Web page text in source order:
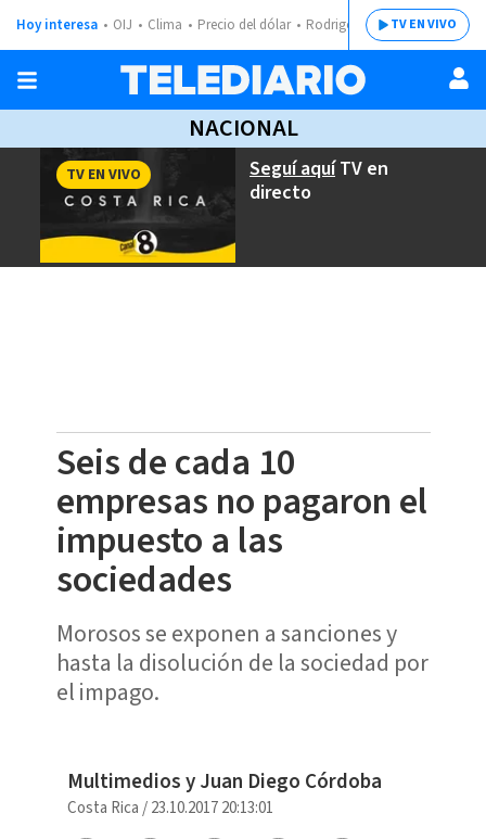
Hoy interesa OIJ Clima Precio del dólar Rodrigo ChavesTV EN VIVO
NACIONAL
Seguí aquíTV en
directo
TV EN VIVO
Seis de cada 10
empresas no pagaron el
impuesto a las
sociedades
Morosos se exponen a sanciones y
hasta la disolución de la sociedad por
el impago.
Multimedios y Juan Diego Córdoba
Costa Rica /23.10.2017 20:13:01